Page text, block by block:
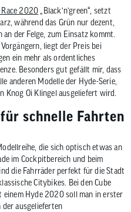
Race 2020 „Black’n’green“, setzt
während das Grün nur dezent,
der Felge, zum Einsatz kommt.
liegt der Preis bei
ein mehr als ordentliches
Besonders gut gefällt mir, dass
anderen Modelle der Hyde-Serie,
Oi Klingel ausgeliefert wird.
schnelle Fahrten
die sich optisch etwas an
im Cockpitbereich und beim
die Fahrräder perfekt für die Stadt
Citybikes. Bei den Cube
einem Hyde 2020 soll man in erster
der ausgelieferten